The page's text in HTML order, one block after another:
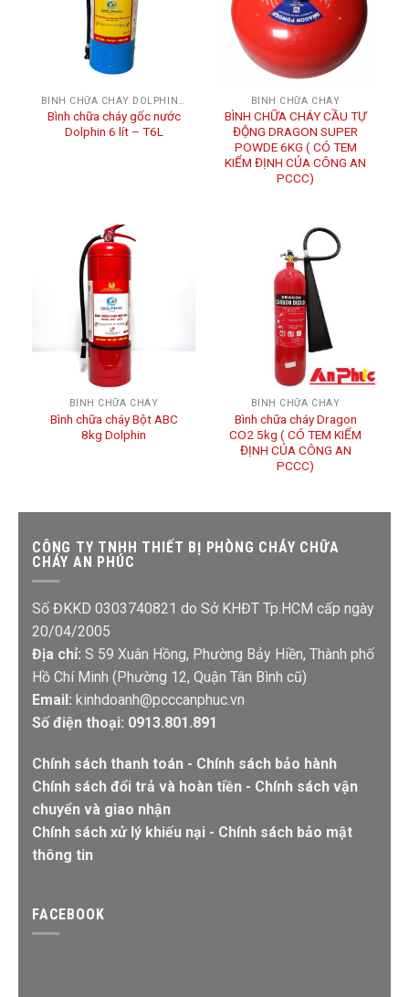
Bình chữa cháy gốc nước
Dolphin 6 lít – T6L
BÌNH CHỮA CHÁY
BÌNH CHỮA CHÁY CẦU TỰ
ĐỘNG DRAGON SUPER
POWDE 6KG ( CÓ TEM
KIỂM ĐỊNH CỦA CÔNG AN
PCCC)
BÌNH CHỮA CHÁY
Bình chữa cháy Bột ABC
8kg Dolphin
BÌNH CHỮA CHÁY
Bình chữa cháy Dragon
CO2 5kg ( CÓ TEM KIỂM
ĐỊNH CỦA CÔNG AN
PCCC)
CÔNG TY TNHH THIẾT BỊ PHÒNG CHÁY CHỮA
CHÁY AN PHÚC
Số ĐKKD 0303740821 do Sở KHĐT Tp.HCM cấp ngày
20/04/2005
Địa chỉ: S 59 Xuân Hồng, Phường Bảy Hiền, Thành phố
Hồ Chí Minh (Phường 12, Quận Tân Bình cũ)
Email: kinhdoanh@pcccanphuc.vn
Số điện thoại: 0913.801.891
Chính sách thanh toán - Chính sách bảo hành
Chính sách đổi trả và hoàn tiền - Chính sách vận
chuyển và giao nhận
Chính sách xử lý khiếu nại - Chính sách bảo mật
thông tin
FACEBOOK